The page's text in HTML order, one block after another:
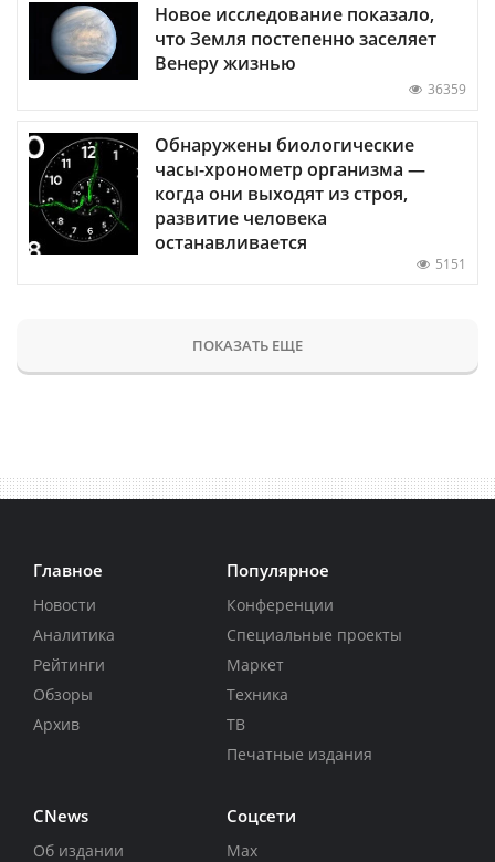
Новое исследование показало,
что Земля постепенно заселяет
Венеру жизнью
36359
Обнаружены биологические
часы-хронометр организма —
когда они выходят из строя,
развитие человека
останавливается
5151
ПОКАЗАТЬ ЕЩЕ
Главное
Новости
Аналитика
Рейтинги
Обзоры
Архив
Популярное
Конференции
Специальные проекты
Маркет
Техника
ТВ
Печатные издания
CNews
Об издании
Соцсети
Max